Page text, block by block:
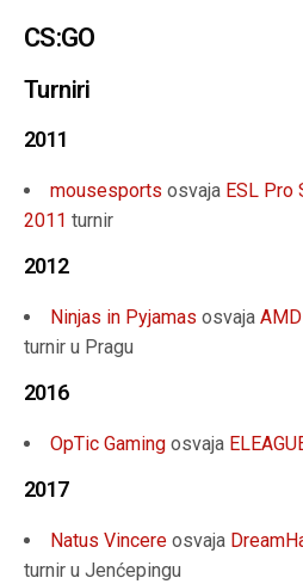
CS:GO
Turniri
2011
mousesports osvaja ESL Pro
2011 turnir
2012
Ninjas in Pyjamas osvaja
turnir u Pragu
2016
OpTic Gaming osvaja
2017
Natus Vincere osvaja
turnir u Jenćepingu